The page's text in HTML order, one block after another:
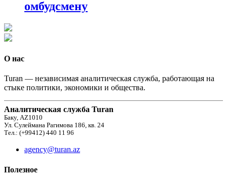
омбудсмену
О нас
Turan — независимая аналитическая служба, работающая на
стыке политики, экономики и общества.
Аналитическая служба Turan
Баку, AZ1010
Ул. Сулеймана Рагимова 186, кв. 24
Тел.: (+99412) 440 11 96
agency@turan.az
Полезное